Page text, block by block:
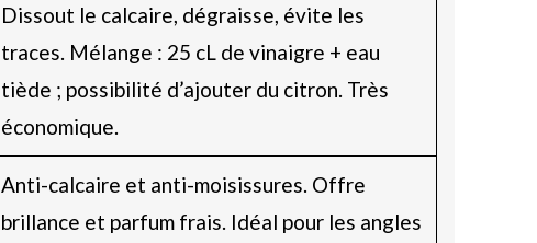
Dissout le calcaire, dégraisse, évite les
traces. Mélange : 25 cL de vinaigre + eau
tiède ; possibilité d’ajouter du citron. Très
économique.
Anti-calcaire et anti-moisissures. Offre
brillance et parfum frais. Idéal pour les angles